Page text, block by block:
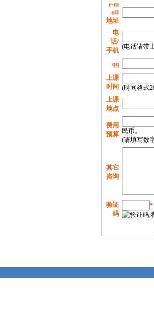
e-m
ail
地址
电
话/
手机
(电话请带
qq
上课
时间 (时间格式
上课
地点
费用
预算 民币。
(请填写数
其它
咨询
验证
码
*